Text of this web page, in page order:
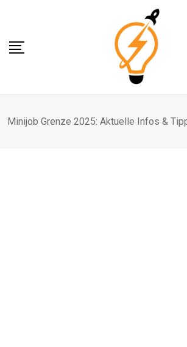
content
Minijob Grenze 2025: Aktuelle Infos &